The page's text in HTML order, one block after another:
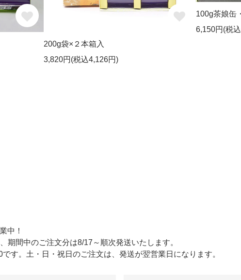
200g袋×２本箱入
3,820円(税込4,126円)
100g茶娘缶
6,150円(税
中！
期間中のご注文分は8/17～順次発送いたします。
す。土・日・祝日のご注文は、発送が翌営業日になります。